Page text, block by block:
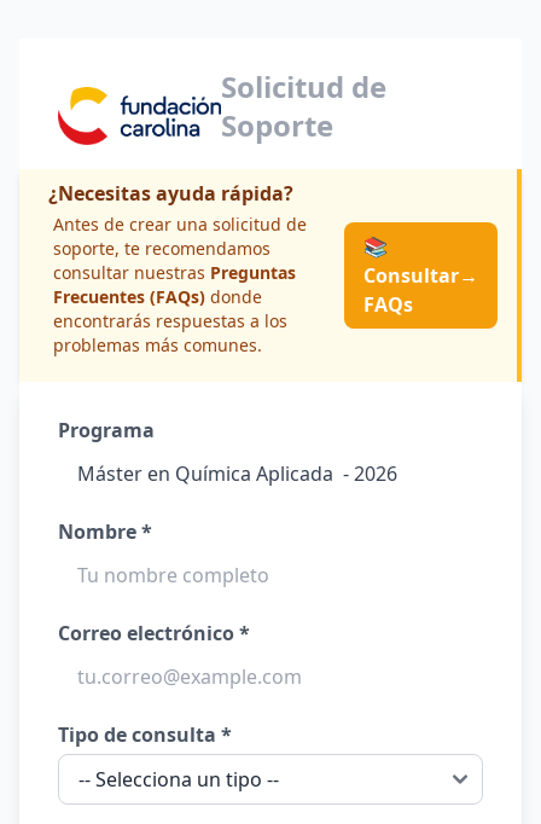
Solicitud de
Soporte
¿Necesitas ayuda rápida?
Antes de crear una solicitud de
soporte, te recomendamos
consultar nuestras Preguntas
Frecuentes (FAQs) donde
encontrarás respuestas a los
problemas más comunes.
📚
Consultar
FAQs
→
Programa
Nombre *
Correo electrónico *
Tipo de consulta *